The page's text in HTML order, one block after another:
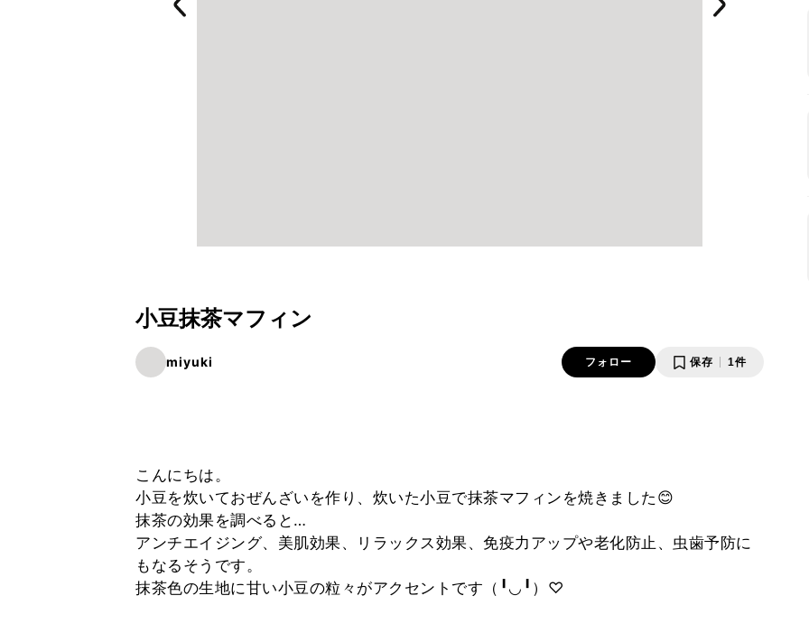
小豆抹茶マフィン
miyuki フォロー 保存 1件
こんにちは。
小豆を炊いておぜんざいを作り、炊いた小豆で抹茶マフィンを焼きました😊
抹茶の効果を調べると…
アンチエイジング、美肌効果、リラックス効果、免疫力アップや老化防止、虫歯予防に
もなるそうです。
抹茶色の生地に甘い小豆の粒々がアクセントです（╹◡╹）♡